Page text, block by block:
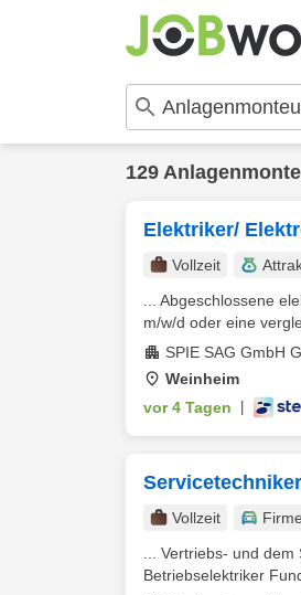
129
Elektriker/
Vollzeit
... Abgeschlossene
m/w/d oder eine
SPIE SAG GmbH
Weinheim
vor 4 Tagen
Vollzeit
... Vertriebs- und
Betriebselektriker